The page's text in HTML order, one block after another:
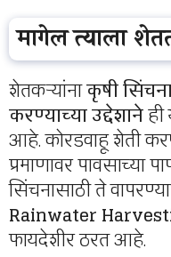
मागेल त्याला
शेतकऱ्यांनाकृषी
करण्याच्या उद्देशाने
आहे. कोरडवाहू शेती
प्रमाणावर पावसाच्या
सिंचनासाठी ते
Rainwater
फायदेशीर ठरत आहे.